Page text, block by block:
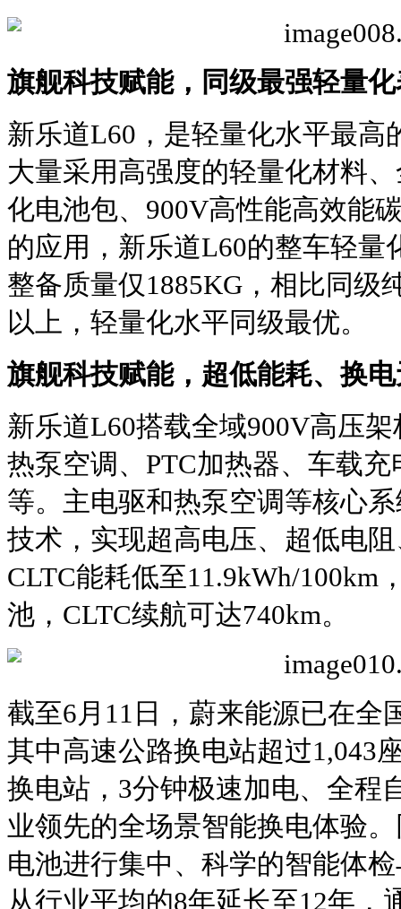
旗舰科技赋能，同级最强轻量
新乐道L60，是轻量化水平最高
大量采用高强度的轻量化材料
化电池包、900V高性能高效能
的应用，新乐道L60的整车轻量
整备质量仅1885KG，相比同级
以上，轻量化水平同级最优。
旗舰科技赋能，超低能耗、换
新乐道L60搭载全域900V高压
热泵空调、PTC加热器、车载
等。主电驱和热泵空调等核心
技术，实现超高电压、超低电
CLTC能耗低至11.9kWh/100km
池，CLTC续航可达740km。
截至6月11日，蔚来能源已在全
其中高速公路换电站超过1,043
换电站，3分钟极速加电、全程
业领先的全场景智能换电体验
电池进行集中、科学的智能体
从行业平均的8年延长至12年，